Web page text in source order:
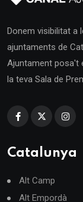
Donem visibilitat a
ajuntaments de
Ajuntament posa't
la teva Sala de
Catalunya
Alt Camp
Alt Empordà